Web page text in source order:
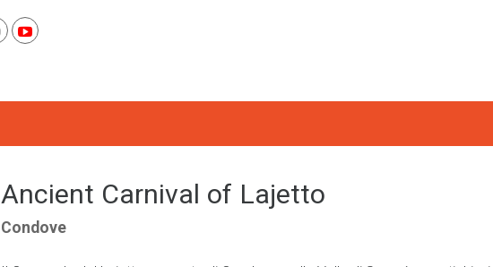
Ancient Carnival of Lajetto
Condove